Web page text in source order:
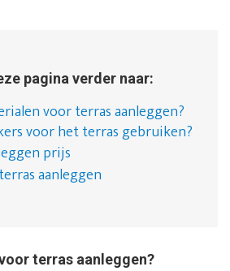
pagina verder naar:
voor terras aanleggen?
voor het terras gebruiken?
prijs
aanleggen
terras aanleggen?